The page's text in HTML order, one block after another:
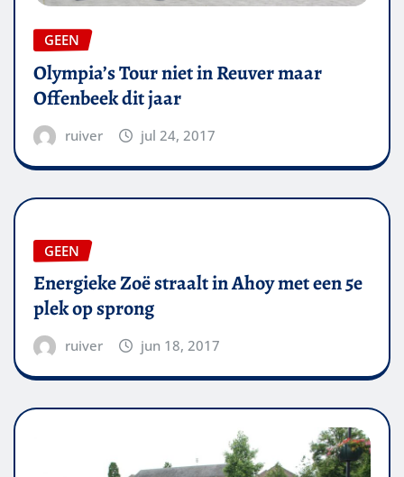
GEEN
Olympia’s Tour niet in Reuver maar
Offenbeek dit jaar
ruiver jul 24, 2017
GEEN
Energieke Zoë straalt in Ahoy met een 5e
plek op sprong
ruiver jun 18, 2017